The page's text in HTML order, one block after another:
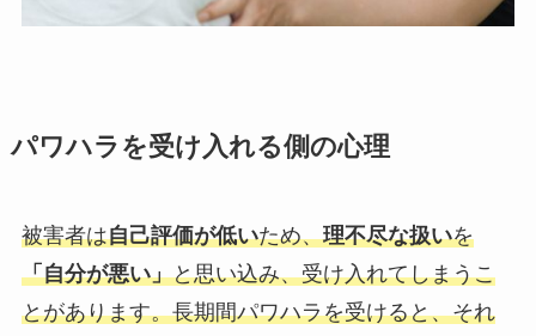
パワハラを受け入れる側の心理
被害者は自己評価が低いため、理不尽な扱いを
「自分が悪い」と思い込み、受け入れてしまうこ
とがあります。長期間パワハラを受けると、それ